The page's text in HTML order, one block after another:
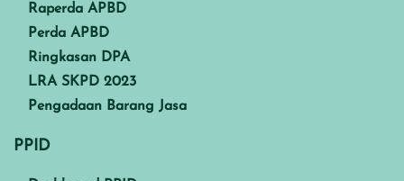
Raperda APBD
Perda APBD
Ringkasan DPA
LRA SKPD 2023
Pengadaan Barang Jasa
PPID